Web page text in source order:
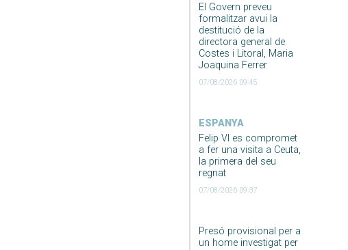
El Govern preveu
formalitzar avui la
destitució de la
directora general de
Costes i Litoral, Maria
Joaquina Ferrer
07/08/2026 09:45
ESPANYA
Felip VI es compromet
a fer una visita a Ceuta,
la primera del seu
regnat
07/08/2026 09:37
Presó provisional per a
un home investigat per